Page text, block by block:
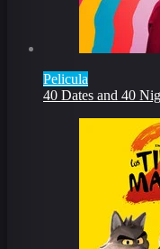
Pelicula
40 Dates and 40